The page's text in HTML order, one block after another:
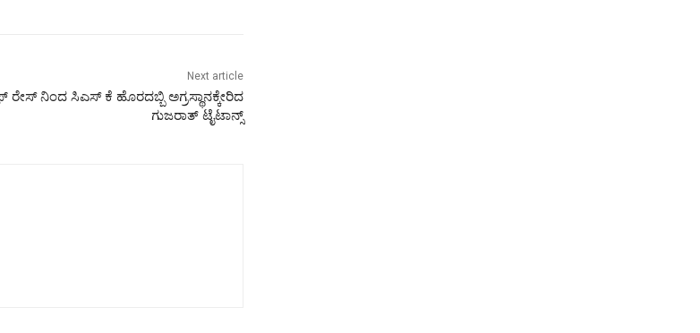
Next article
ರೇಸ್‌ ನಿಂದ ಸಿಎಸ್‌ ಕೆ ಹೊರದಬ್ಬಿ ಅಗ್ರಸ್ಥಾನಕ್ಕೇರಿದ
ಗುಜರಾತ್‌ ಟೈಟಾನ್ಸ್